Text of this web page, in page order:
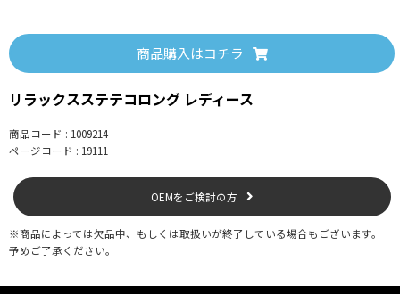
商品購入はコチラ
リラックスステテコロング レディース
商品コード : 1009214
ページコード : 19111
OEMをご検討の方
※商品によっては欠品中、もしくは取扱いが終了している場合もございます。
予めご了承ください。